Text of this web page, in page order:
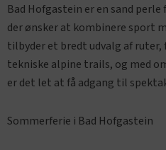
Bad Hofgastein er en sand
der ønsker at kombinere sport
tilbyder et bredt udvalg af
tekniske alpine trails, og med
er det let at få adgang til
Sommerferie i Bad Hofgastein